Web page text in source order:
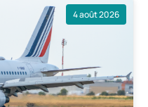
4 août 2026